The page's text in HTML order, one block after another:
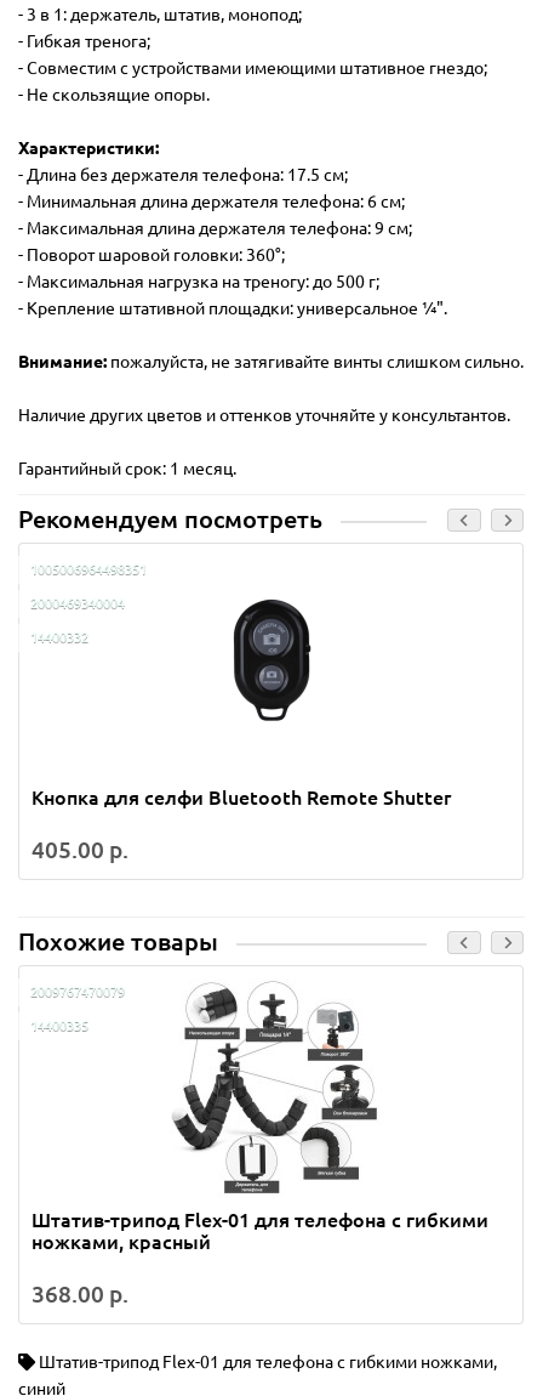
- 3 в 1: держатель, штатив, монопод;
- Гибкая тренога;
- Совместим с устройствами имеющими штативное гнездо;
- Не скользящие опоры.
Характеристики:
- Длина без держателя телефона: 17.5 см;
- Минимальная длина держателя телефона: 6 см;
- Максимальная длина держателя телефона: 9 см;
- Поворот шаровой головки: 360°;
- Максимальная нагрузка на треногу: до 500 г;
- Крепление штативной площадки: универсальное ¼".
Внимание: пожалуйста, не затягивайте винты слишком сильно.
Наличие других цветов и оттенков уточняйте у консультантов.
Гарантийный срок: 1 месяц.
Рекомендуем посмотреть
1005006964498351
2000469340004
14400332
Кнопка для селфи Bluetooth Remote Shutter
405.00 р.
Похожие товары
2009767470079
14400335
Штатив-трипод Flex-01 для телефона с гибкими
ножками, красный
368.00 р.
Штатив-трипод Flex-01 для телефона с гибкими ножками,
синий